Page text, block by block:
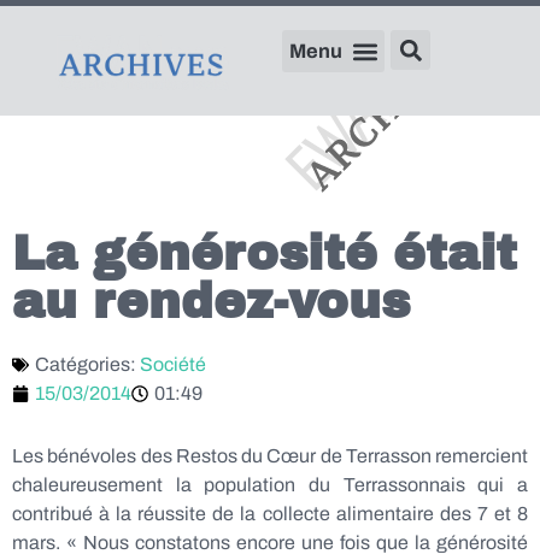
La générosité était
au rendez-vous
Catégories: Société
15/03/2014
01:49
Les bénévoles des Restos du Cœur de Terrasson remercient
chaleureusement la population du Terrassonnais qui a
contribué à la réussite de la collecte alimentaire des 7 et 8
mars. « Nous constatons encore une fois que la générosité